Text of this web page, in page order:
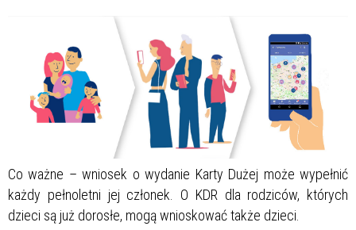
Co ważne – wniosek o wydanie Karty Dużej może wypełnić
każdy pełnoletni jej członek. O KDR dla rodziców, których
dzieci są już dorosłe, mogą wnioskować także dzieci.